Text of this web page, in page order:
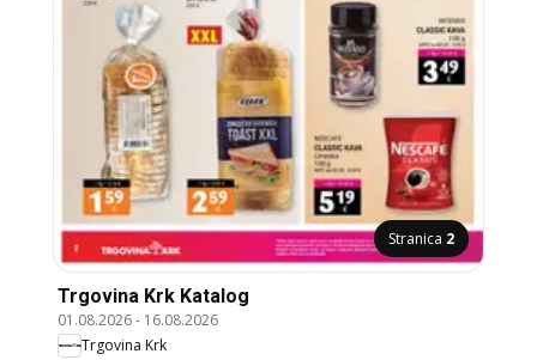
Stranica 2
Trgovina Krk Katalog
01.08.2026- 16.08.2026
Trgovina Krk